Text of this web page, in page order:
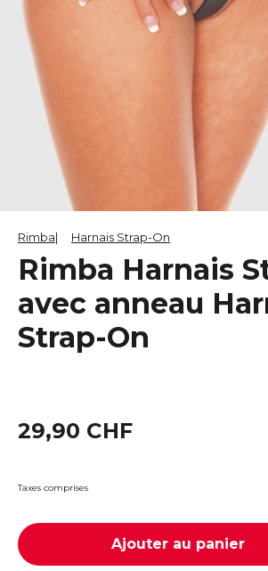
Rimba Harnais Strap-On
Rimba Harnais
avec anneau
Strap-On
29,90 CHF
Taxes comprises
Ajouter au panier